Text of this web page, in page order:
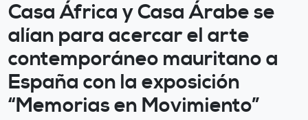
Casa África y Casa Árabe se
alían para acercar el arte
contemporáneo mauritano a
España con la exposición
“Memorias en Movimiento”